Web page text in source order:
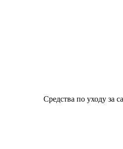
Средства по уходу за